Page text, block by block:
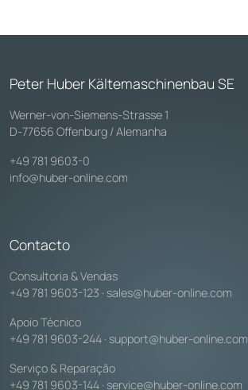
Peter Huber Kältemaschinenbau SE
Werner-von-Siemens-Strasse 1
D-77656 Offenburg / Alemanha
+49 781 9603-0
info@huber-online.com
Contacto
Consultoria & Vendas
+49 781 9603-123 · sales@huber-online.com
Apoio Técnico
+49 781 9603-244 · support@huber-online.com
Serviço & Reparação
+49 781 9603-144 · service@huber-online.com